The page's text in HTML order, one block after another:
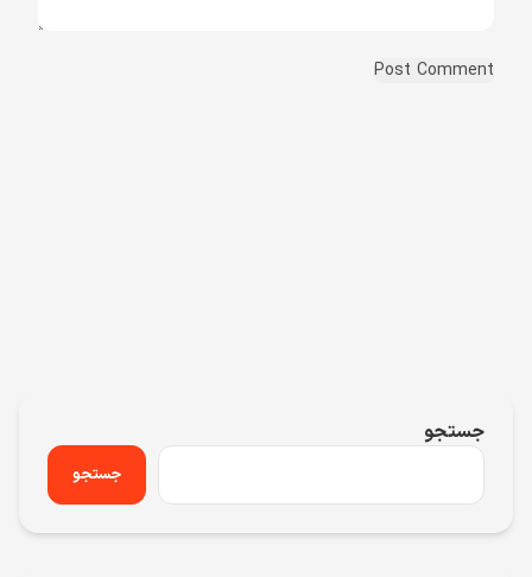
جستجو
جستجو